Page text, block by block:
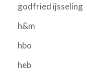
godfried ijsseling
h&m
hbo
heb